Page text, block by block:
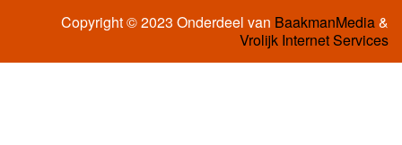
Copyright © 2023 Onderdeel van BaakmanMedia&
Vrolijk Internet Services